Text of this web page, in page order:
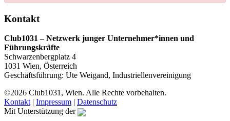
Kontakt
Club1031 – Netzwerk junger Unternehmer*innen und
Führungskräfte
Schwarzenbergplatz 4
1031 Wien, Österreich
Geschäftsführung: Ute Weigand, Industriellenvereinigung
©2026 Club1031, Wien. Alle Rechte vorbehalten.
Kontakt | Impressum | Datenschutz
Mit Unterstützung der